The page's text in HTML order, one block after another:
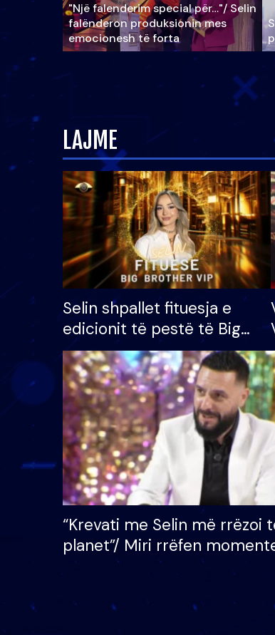
"Një falenderim special për…"/ Selin
falënderon produksionin mes
emocionesh të forta
LAJME
Selin shpallet fituesja e
edicionit të pestë të Big
Brother VIP, rrëmben
çmimin e madh prej 100
mijë eurosh
“Krevati me Selin më rrëzoi
planet”/ Miri rrëfen
bukura në shtëpinë e BB VIP: